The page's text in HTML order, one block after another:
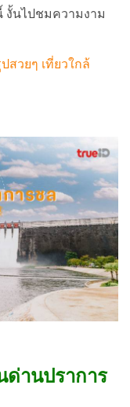
งั้นไปชมความงาม
สวยๆ เที่ยวใกล้
ด่านปราการ